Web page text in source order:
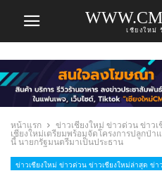
เชียงใหม่
หน้าแรก
ข่าวเชียงใหม่ ข่าวด่วน ข่าว
เชียงใหม่เตรียมพร้อมจัดโครงการปลูกป่า
นี้ นายกรัฐมนตรีมาเป็นประธาน
ข่าวเชียงใหม่ ข่าวด่วน ข่าวเชียงใหม่ล่าสุด ข่า